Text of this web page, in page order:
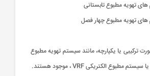
تهویه مطبوع تابستانی
تهویه مطبوع چهار فصل
ترکیبی یا یکپارچه، مانند سیستم تهویه مطبوع